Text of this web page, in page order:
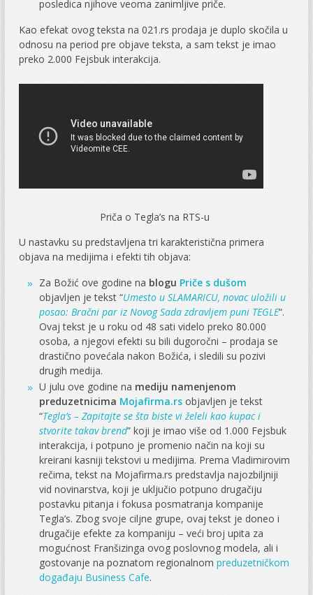
posledica njihove veoma zanimljive priče.
Kao efekat ovog teksta na 021.rs prodaja je duplo skočila u
odnosu na period pre objave teksta, a sam tekst je imao
preko 2.000 Fejsbuk interakcija.
Priča o Tegla’s na RTS-u
U nastavku su predstavljena tri karakteristična primera
objava na medijima i efekti tih objava:
Za Božić ove godine na blogu Priče s dušom
objavljen je tekst “Umesto u SLAMARICU, novac uložili u
posao: Bračni par iz Novog Sada zdravljem puni TEGLE“.
Ovaj tekst je u roku od 48 sati videlo preko 80.000
osoba, a njegovi efekti su bili dugoročni – prodaja se
drastično povećala nakon Božića, i sledili su pozivi
drugih medija.
U julu ove godine na mediju namenjenom
preduzetnicima Mojafirma.rs objavljen je tekst
“Tegla’s – Zapitajte se šta biste vi želeli kao kupac i
stvorite takav brend” koji je imao više od 1.000 Fejsbuk
interakcija, i potpuno je promenio način na koji su
kreirani kasniji tekstovi u medijima. Prema Vladimirovim
rečima, tekst na Mojafirma.rs predstavlja najozbiljniji
vid novinarstva, koji je uključio potpuno drugačiju
postavku pitanja i fokusa posmatranja kompanije
Tegla’s. Zbog svoje ciljne grupe, ovaj tekst je doneo i
drugačije efekte za kompaniju – veći broj upita za
mogućnost Franšizinga ovog poslovnog modela, ali i
gostovanje na poznatom regionalnompreduzetničkom
događaju Business Cafe.